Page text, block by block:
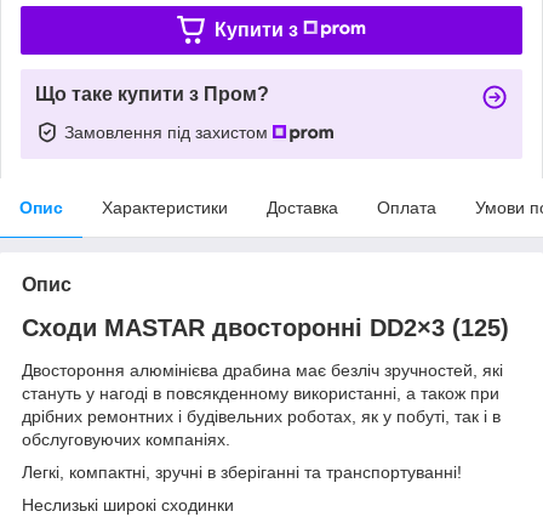
Купити з
Що таке купити з Пром?
Замовлення під захистом
Опис Характеристики Доставка Оплата Умови
Опис
Сходи MASTAR двосторонні DD2×3 (125)
Двостороння алюмінієва драбина має безліч зручностей, які
стануть у нагоді в повсякденному використанні, а також при
дрібних ремонтних і будівельних роботах, як у побуті, так і в
обслуговуючих компаніях.
Легкі, компактні, зручні в зберіганні та транспортуванні!
Неслизькі широкі сходинки